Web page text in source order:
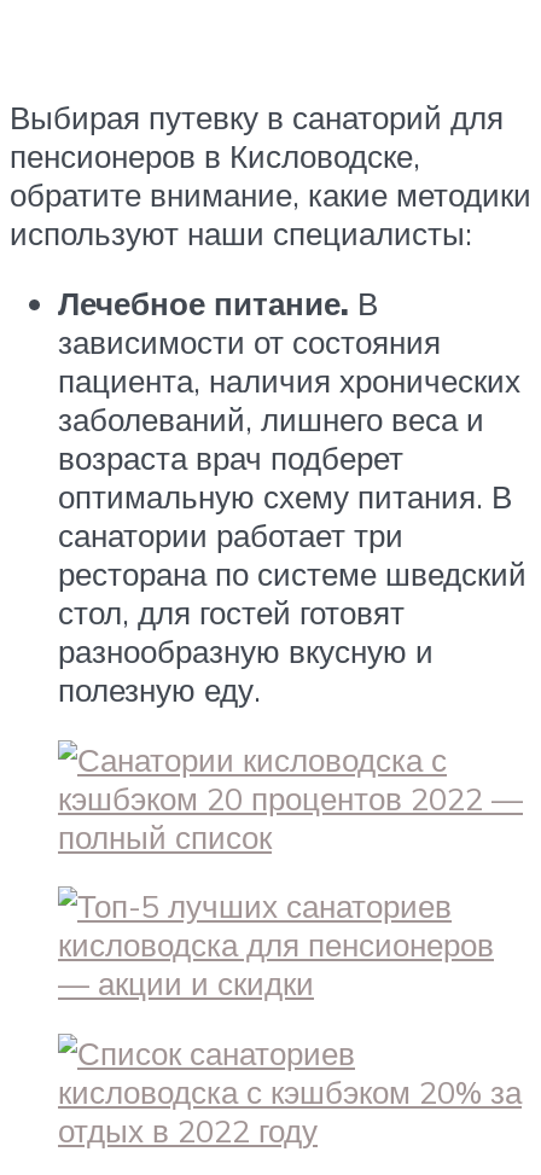
Выбирая путевку в санаторий для
пенсионеров в Кисловодске,
обратите внимание, какие методики
используют наши специалисты:
Лечебное питание. В
зависимости от состояния
пациента, наличия хронических
заболеваний, лишнего веса и
возраста врач подберет
оптимальную схему питания. В
санатории работает три
ресторана по системе шведский
стол, для гостей готовят
разнообразную вкусную и
полезную еду.